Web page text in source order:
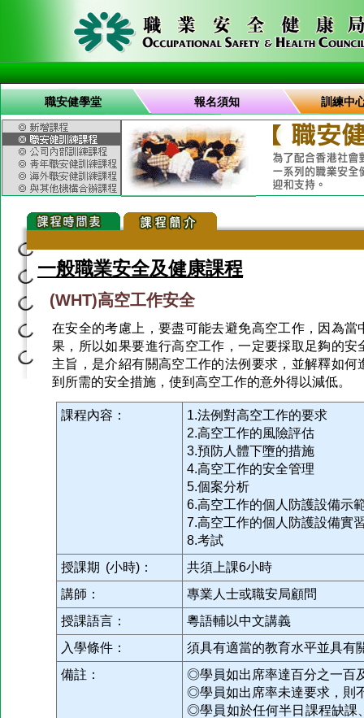
職安健學堂 報名須知 訓練中
一般職業安全及健康課程
(WHT)高空工作安全
在安全的考慮上，要盡可能去避免高空工作，因為
果，所以如果要進行高空工作，一定要採取足夠的
主旨，是介紹有關高空工作的法例要求，並解釋如
到所需的安全措施，使到高空工作的意外得以減低。
課程內容：
1.法例對高空工作的要求
2.高空工作的風險評估
3.預防人體下墮的措施
4.高空工作的安全管理
5.個案分析
6.高空工作的個人防護設備示
7.高空工作的個人防護設備實
8.考試
授課期 (小時)：
共須上課6小時
講師：
專業人士或職安局顧問
授課語言：
粵語輔以中文講義
入學條件：
須具有適當的教育水平並具有
備註：
◎學員如出席率達百分之一百
◎學員如出席率未達要求，則
◎學員如於任何半日課程缺課